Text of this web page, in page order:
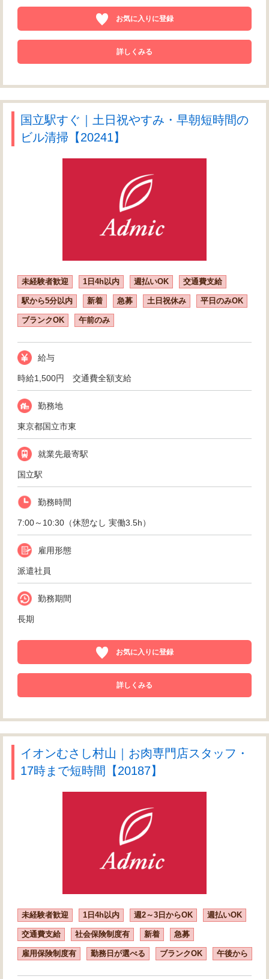
お気に入りに登録
詳しくみる
国立駅すぐ｜土日祝やすみ・早朝短時間の
ビル清掃【20241】
未経験者歓迎 1日4h以内 週払いOK 交通費支給
駅から5分以内 新着 急募 土日祝休み 平日のみOK
ブランクOK 午前のみ
給与
時給1,500円 交通費全額支給
勤務地
東京都国立市東
就業先最寄駅
国立駅
勤務時間
7:00～10:30（休憩なし 実働3.5h）
雇用形態
派遣社員
勤務期間
長期
お気に入りに登録
詳しくみる
イオンむさし村山｜お肉専門店スタッフ・
17時まで短時間【20187】
未経験者歓迎 1日4h以内 週2～3日からOK 週払いOK
交通費支給 社会保険制度有 新着 急募
雇用保険制度有 勤務日が選べる ブランクOK 午後から